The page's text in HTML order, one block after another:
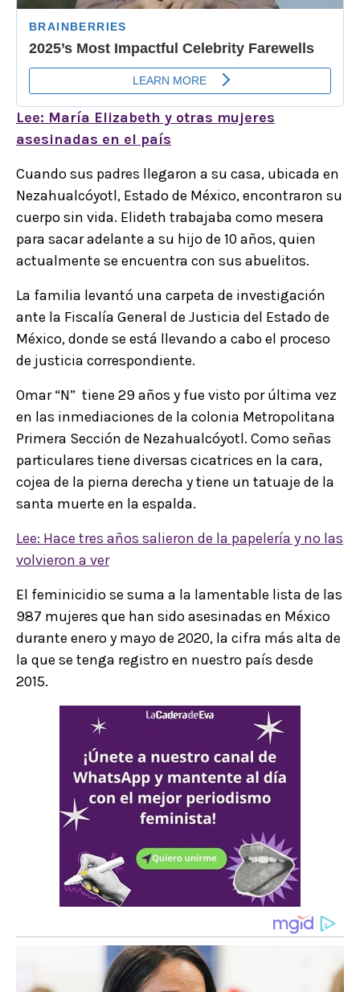
Lee: María Elizabeth y otras mujeres
asesinadas en el país
Cuando sus padres llegaron a su casa, ubicada en
Nezahualcóyotl, Estado de México, encontraron su
cuerpo sin vida. Elideth trabajaba como mesera
para sacar adelante a su hijo de 10 años, quien
actualmente se encuentra con sus abuelitos.
La familia levantó una carpeta de investigación
ante la Fiscalía General de Justicia del Estado de
México, donde se está llevando a cabo el proceso
de justicia correspondiente.
Omar “N” tiene 29 años y fue visto por última vez
en las inmediaciones de la colonia Metropolitana
Primera Sección de Nezahualcóyotl. Como señas
particulares tiene diversas cicatrices en la cara,
cojea de la pierna derecha y tiene un tatuaje de la
santa muerte en la espalda.
Lee: Hace tres años salieron de la papelería y no las
volvieron a ver
El feminicidio se suma a la lamentable lista de las
987 mujeres que han sido asesinadas en México
durante enero y mayo de 2020, la cifra más alta de
la que se tenga registro en nuestro país desde
2015.